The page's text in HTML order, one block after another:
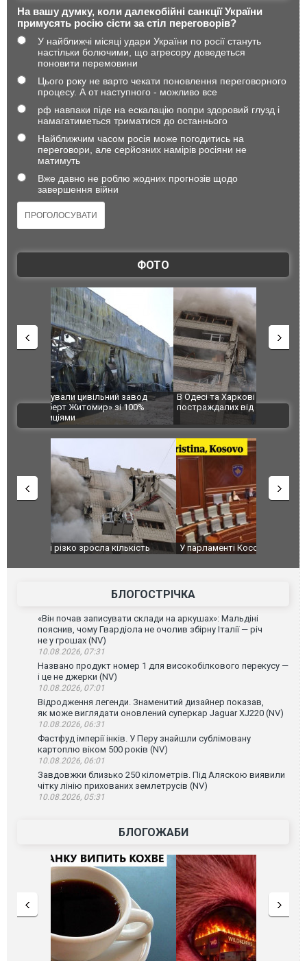
На вашу думку, коли далекобійні санкції України
примусять росію сісти за стіл переговорів?
У найближчі місяці удари України по росії стануть
настільки болючими, що агресору доведеться
поновити перемовини
Цього року не варто чекати поновлення переговорного
процесу. А от наступного - можливо все
рф навпаки піде на ескалацію попри здоровий глузд і
намагатиметься триматися до останнього
Найближчим часом росія може погодитись на
переговори, але серйозних намірів росіяни не
матимуть
Вже давно не роблю жодних прогнозів щодо
завершення війни
ФОТО
В Одесі та Харкові різко зросла кількість
постраждалих від обстрілу РФ
Ворог
двоє
після
ВІДЕО
У парламенті Косово прем'єра закидали яйцями
Приїхав
до
зіркового
БЛОГОСТРІЧКА
«Він почав записувати склади на аркушах»: Мальдіні
пояснив, чому Гвардіола не очолив збірну Італії — річ
не у грошах (NV)
10.08.2026, 07:31
Названо продукт номер 1 для високобілкового перекусу —
і це не джерки (NV)
10.08.2026, 07:01
Відродження легенди. Знаменитий дизайнер показав,
як може виглядати оновлений суперкар Jaguar XJ220 (NV)
10.08.2026, 06:31
Фастфуд імперії інків. У Перу знайшли сублімовану
картоплю віком 500 років (NV)
10.08.2026, 06:01
Завдовжки близько 250 кілометрів. Під Аляскою виявили
чітку лінію прихованих землетрусів (NV)
10.08.2026, 05:31
БЛОГОЖАБИ